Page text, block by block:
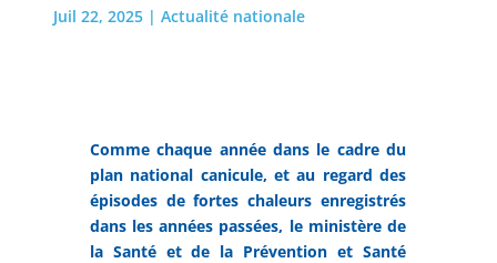
Juil 22, 2025| Actualité nationale
Comme chaque année dans le cadre du
plan national canicule, et au regard des
épisodes de fortes chaleurs enregistrés
dans les années passées, le ministère de
la Santé et de la Prévention et Santé